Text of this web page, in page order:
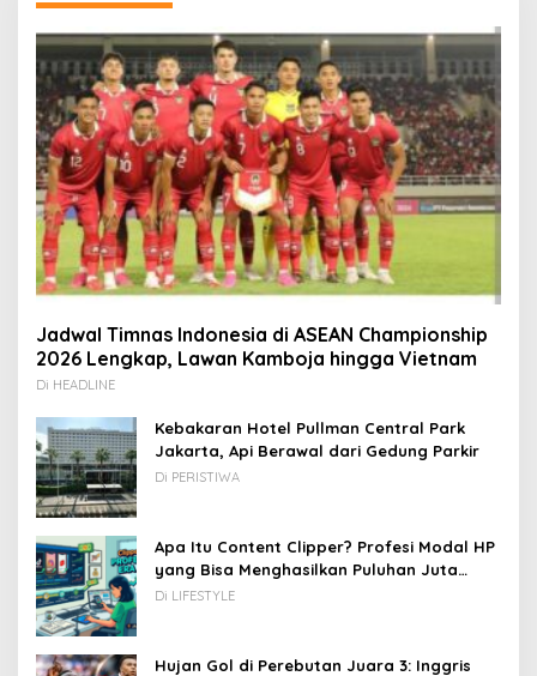
Jadwal Timnas Indonesia di ASEAN Championship
2026 Lengkap, Lawan Kamboja hingga Vietnam
Di HEADLINE
Kebakaran Hotel Pullman Central Park
Jakarta, Api Berawal dari Gedung Parkir
Di PERISTIWA
Apa Itu Content Clipper? Profesi Modal HP
yang Bisa Menghasilkan Puluhan Juta
Rupiah
Di LIFESTYLE
Hujan Gol di Perebutan Juara 3: Inggris